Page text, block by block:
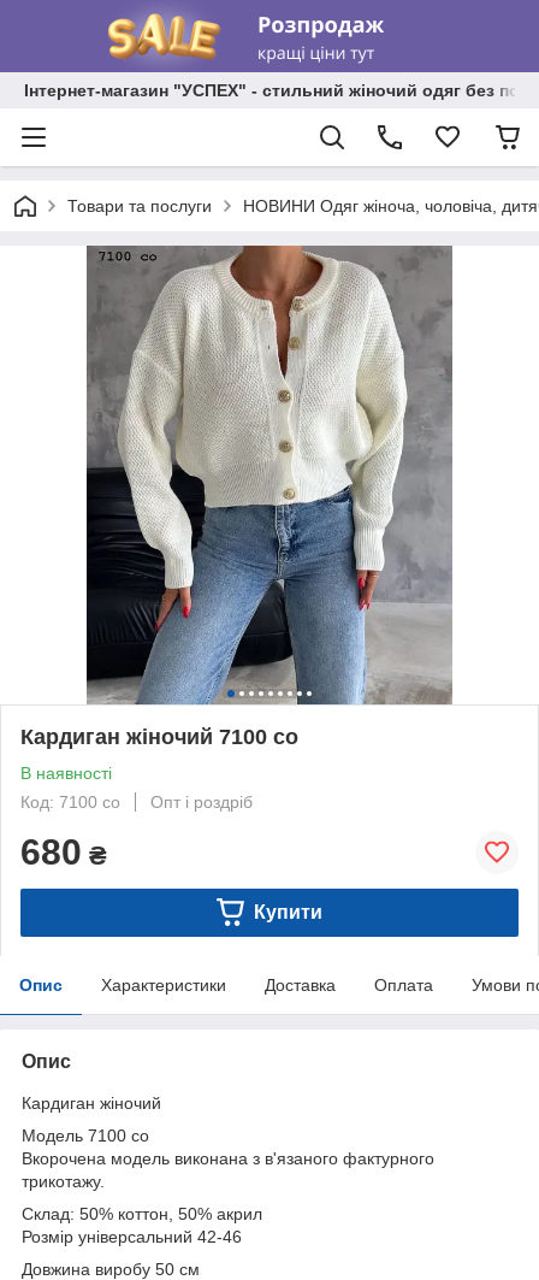
Інтернет-магазин "УСПЕХ" - стильний жіночий одяг без
Товари та послуги НОВИНИ Одяг жіноча, чоловіча,
Кардиган жіночий 7100 со
В наявності
Код: 7100 со
Опт і роздріб
680 ₴
Купити
Опис Характеристики Доставка Оплата Умови
Опис
Кардиган жіночий
Модель 7100 со
Вкорочена модель виконана з в'язаного фактурного
трикотажу.
Склад: 50% коттон, 50% акрил
Розмір універсальний 42-46
Довжина виробу 50 см